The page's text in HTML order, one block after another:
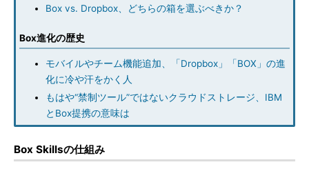
Box vs. Dropbox、どちらの箱を選ぶべきか？
Box進化の歴史
モバイルやチーム機能追加、「Dropbox」「BOX」の進
化に冷や汗をかく人
もはや“禁制ツール”ではないクラウドストレージ、IBM
とBox提携の意味は
Box Skillsの仕組み